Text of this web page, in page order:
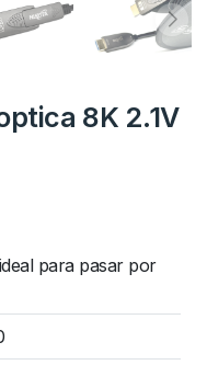
8K 2.1V
para pasar por